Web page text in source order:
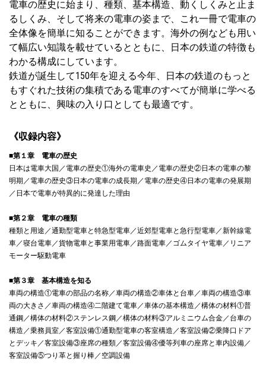
電車の歴史に始まり、種類、基本構造、動くしくみと止ま
るしくみ、そして将来の電車の姿まで、これ一冊で電車の
全体像を簡単に知ることができます。海外の例なども用い
て幅広い知識を載せているとともに、日本の鉄道の特徴も
わかる構成にしています。
鉄道が誕生して150年を迎える今年、日本の鉄道のもっと
もすぐれた技術の集積である電車のすべてが簡単に学べる
とともに、興味の入り口としても最適です。
《収録内容》
■第１章 電車の歴史
日本は電車大国／電車の歴史①海外の電車史／電車の歴史②日本の電車の黎
明期／電車の歴史③日本の電車の成長期／電車の歴史④日本の電車の発展期
／日本で電車が特異的に発達した理由
■第２章 電車の種類
種類と用途／通勤型電車と特急型電車／近郊型電車と急行型電車／新幹線電
車／寝台電車／貨物電車と事業用電車／路面電車／ゴムタイヤ電車／リニア
モーター駆動電車
■第３章 基本構造を知る
車両の構造①電車の部品の名称／車両の構造②車体と台車／車両の構造③車
両の大きさ／車両の構造④二階建て電車／車体の基本構造／構体の材料①普
通鋼／構体の材料②ステンレス鋼／構体の材料③アルミニウム合金／台車の
構造／乗務員室／客室設備①通勤型電車の客室構造／客室設備②乗降口ドア
とデッキ／客室設備③座席の種類／客室設備④優等列車の座席と車内設備／
客室設備⑤つり革と握り棒／空調設備